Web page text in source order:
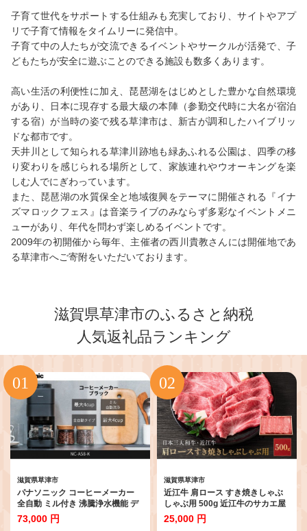
子育て世代をサポートする仕組みも充実しており、サイトやアプ
リで子育て情報をタイムリーに発信中。
子育て中の人たちが交流できるイベントやサークルが活発で、子
どもたちが安全に遊ぶことのできる施設も数多くあります。
高い生活の利便性に加え、琵琶湖をはじめとした豊かな自然環境
があり、日本に現存する最大級の本陣（参勤交代時に大名が宿泊
する宿）が当時の姿で残る草津市は、新古が調和したハイブリッ
ドな都市です。
天井川として知られる草津川跡地も緑あふれる公園は、四季の移
り変わりを感じられる場所として、家族連れやウオーキングを楽
しむ人でにぎわっています。
また、琵琶湖の水質保全と地域復興をテーマに開催される『イナ
ズマロックフェス』は音楽ライブのみならず多彩なイベントメニ
ューがあり、年代を問わず楽しめるイベントです。
2009年の初開催から毎年、主催者の西川貴教さんには開催地であ
る草津市へご寄附をいただいております。
滋賀県草津市のふるさと納税
人気返礼品ランキング
滋賀県草津市
パナソニック コーヒーメーカー
全自動 ミル付き 沸騰浄水機能 デ
カフェ豆コース搭載 NC-A58-K ブ
ラック
73,000 円
滋賀県草津市
近江牛 肩ロース すき焼きしゃぶ
しゃぶ用 500g 近江牛のサカエ屋
25,000 円